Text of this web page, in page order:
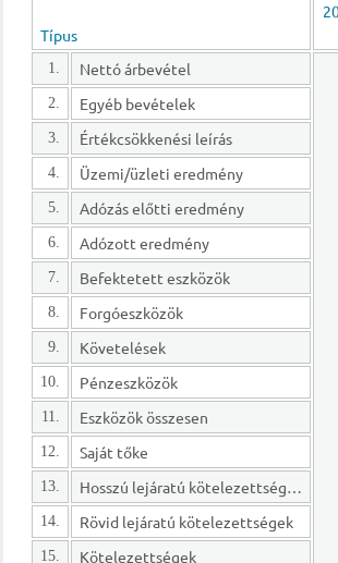
Típus
1. Nettó árbevétel
2. Egyéb bevételek
3. Értékcsökkenési leírás
4. Üzemi/üzleti eredmény
5. Adózás előtti eredmény
6. Adózott eredmény
7. Befektetett eszközök
8. Forgóeszközök
9. Követelések
10. Pénzeszközök
11. Eszközök összesen
12. Saját tőke
13. Hosszú lejáratú kötelezettségek
14. Rövid lejáratú kötelezettségek
15. Kötelezettségek